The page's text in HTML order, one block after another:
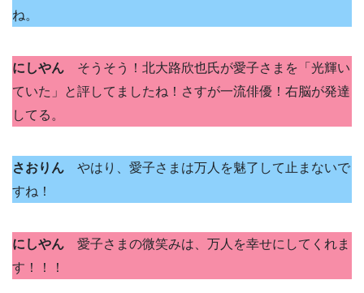
ね。
にしやん そうそう！北大路欣也氏が愛子さまを「光輝い
ていた」と評してましたね！さすが一流俳優！右脳が発達
してる。
さおりん やはり、愛子さまは万人を魅了して止まないで
すね！
にしやん 愛子さまの微笑みは、万人を幸せにしてくれま
す！！！